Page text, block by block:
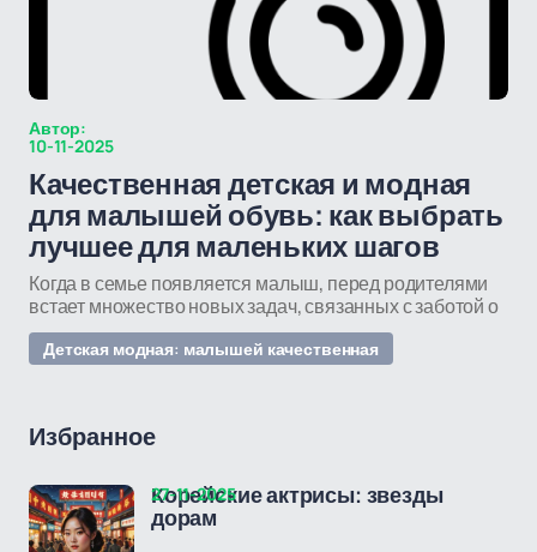
Автор:
10-11-2025
Качественная детская и модная
для малышей обувь: как выбрать
лучшее для маленьких шагов
Когда в семье появляется малыш, перед родителями
встает множество новых задач, связанных с заботой о
Детская модная: малышей качественная
Избранное
Корейские актрисы: звезды
дорам
27-11-2025